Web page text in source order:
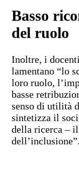
Basso
del ruolo
Inoltre, i
lamentano “lo
loro ruolo,
basse
senso di utilità
sintetizza il
della ricerca – il
dell’inclusione”.